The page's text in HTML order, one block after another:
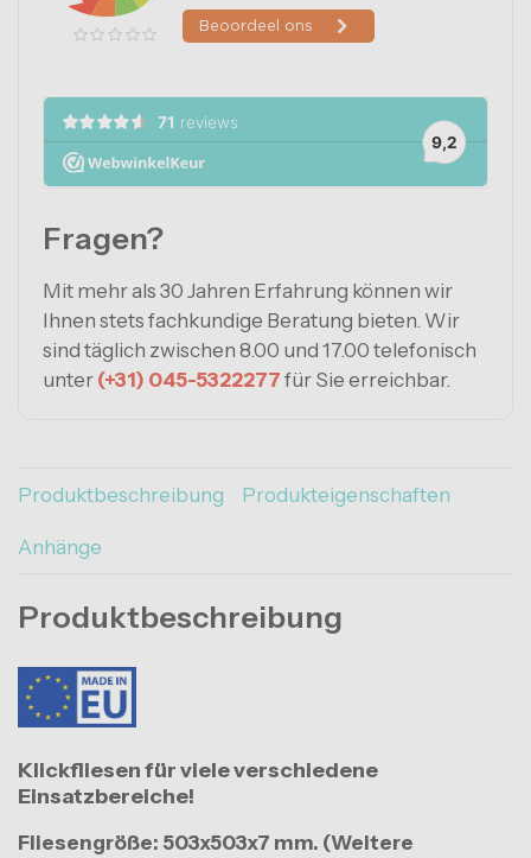
Fragen?
Mit mehr als 30 Jahren Erfahrung können wir
Ihnen stets fachkundige Beratung bieten. Wir
sind täglich zwischen 8.00 und 17.00 telefonisch
unter (+31) 045-5322277 für Sie erreichbar.
Produktbeschreibung Produkteigenschaften
Anhänge
Produktbeschreibung
Klickfliesen für viele verschiedene
Einsatzbereiche!
Fliesengröße: 503x503x7 mm. (Weitere